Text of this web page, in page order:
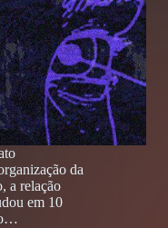
da
a relação
em 10
o…